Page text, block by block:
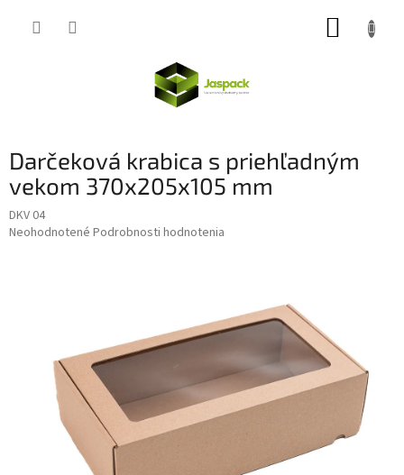
Darčeková krabica s priehľadným
vekom 370x205x105 mm
DKV 04
Priemerné
hviezdičiek.
Neohodnotené Podrobnosti hodnotenia